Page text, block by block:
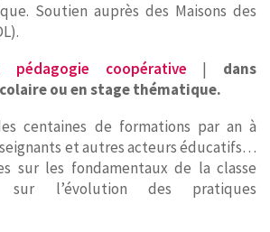
Soutien auprès des Maisons des
coopérative
| dans
ou en stage thématique.
centaines de formations par an à
et autres acteurs éducatifs…
sur les fondamentaux de la classe
sur l’évolution des pratiques